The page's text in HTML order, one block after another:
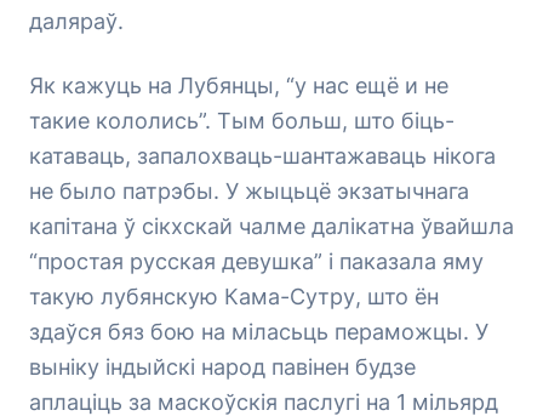
даляраў.
Як кажуць на Лубянцы, “у нас ещё и не
такие кололись”. Тым больш, што біць-
катаваць, запалохваць-шантажаваць нікога
не было патрэбы. У жыцьцё экзатычнага
капітана ў сікхскай чалме далікатна ўвайшла
“простая русская девушка” і паказала яму
такую лубянскую Кама-Сутру, што ён
здаўся бяз бою на міласьць пераможцы. У
выніку індыйскі народ павінен будзе
аплаціць за маскоўскія паслугі на 1 мільярд